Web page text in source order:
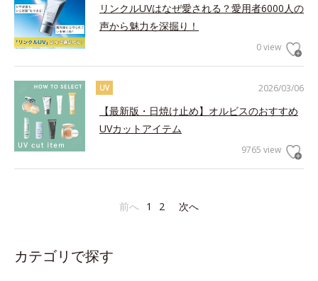
リンクルUVはなぜ愛される？愛用者6000人の
声から魅力を深掘り！
0 view
2026/03/06
UV
【最新版・日焼け止め】オルビスのおすすめ
UVカットアイテム
9765 view
前へ 1 2 次へ
カテゴリで探す